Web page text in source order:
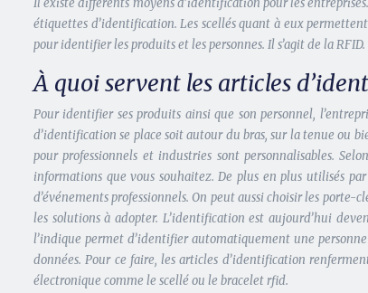
Il existe différents moyens d’identification pour les
étiquettes d’identification. Les scellés quant à eux
pour identifier les produits et les personnes. Il s’agit de la RFID.
À quoi servent les articles
Pour identifier ses produits ainsi que son personnel,
d’identification se place soit autour du bras, sur la tenue ou
pour professionnels et industries sont personnalisables.
informations que vous souhaitez. De plus en plus utilisés
d’événements professionnels. On peut aussi choisir les
les solutions à adopter. L’identification est aujourd’hui
l’indique permet d’identifier automatiquement une
données. Pour ce faire, les articles d’identification
électronique comme le scellé ou le bracelet rfid.